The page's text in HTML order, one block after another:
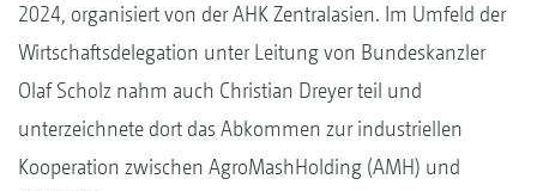
2024, organisiert von der AHK Zentralasien. Im Umfeld der
Wirtschaftsdelegation unter Leitung von Bundeskanzler
Olaf Scholz nahm auch Christian Dreyer teil und
unterzeichnete dort das Abkommen zur industriellen
Kooperation zwischen AgroMashHolding (AMH) und